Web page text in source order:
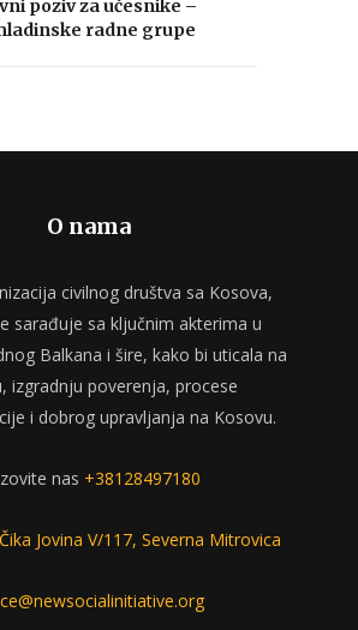
poziv za učesnike –
radne grupe
O nama
civilnog društva sa Kosova,
sarađuje sa ključnim akterima u
Balkana i šire, kako bi uticala na
izgradnju poverenja, procese
i dobrog upravljanja na Kosovu.
nas +38128497180
Čika Jovina V/117, Severna Mitrovica